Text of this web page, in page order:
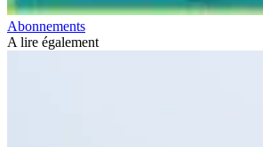
Abonnements
A lire également